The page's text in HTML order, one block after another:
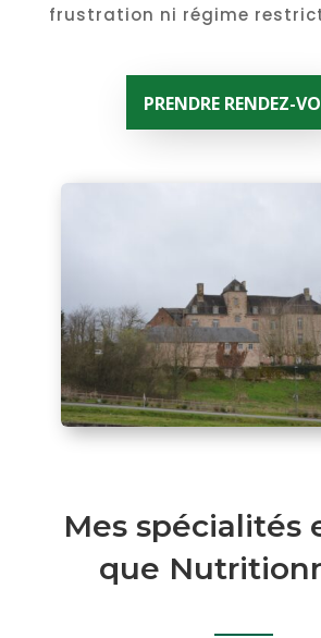
frustration ni régime
PRENDRE RENDEZ-
Mes spécialités
que